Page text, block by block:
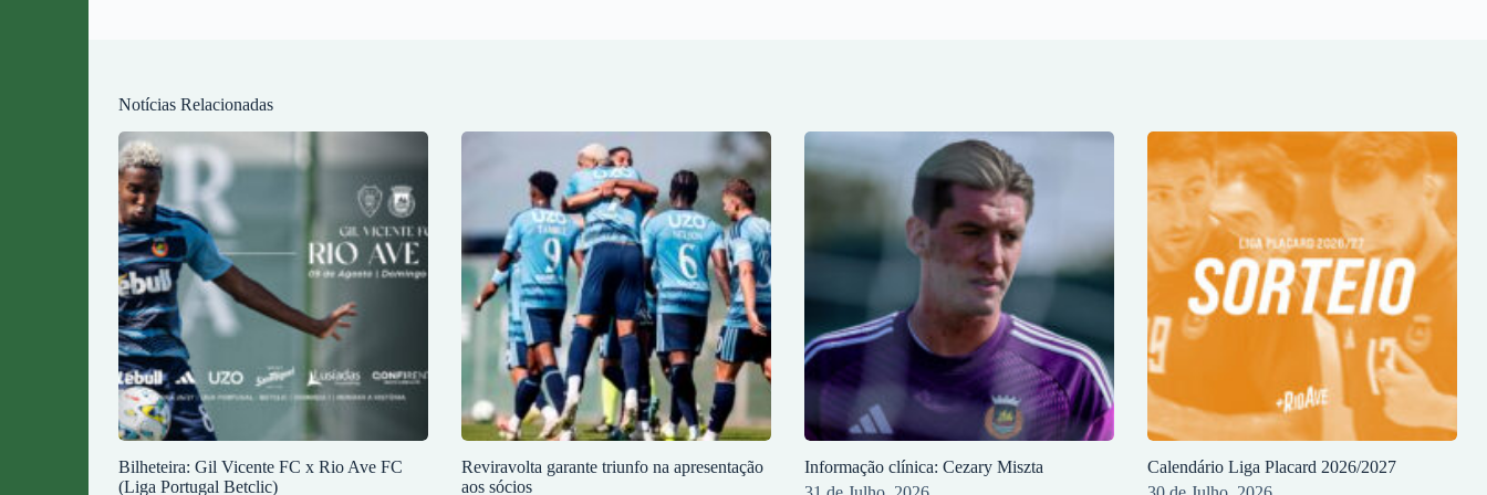
Notícias Relacionadas
Bilheteira: Gil Vicente FC x Rio Ave FC
(Liga Portugal Betclic)
Reviravolta garante triunfo na apresentação
aos sócios
Informação clínica: Cezary Miszta
Calendário Liga Placard 2026/2027